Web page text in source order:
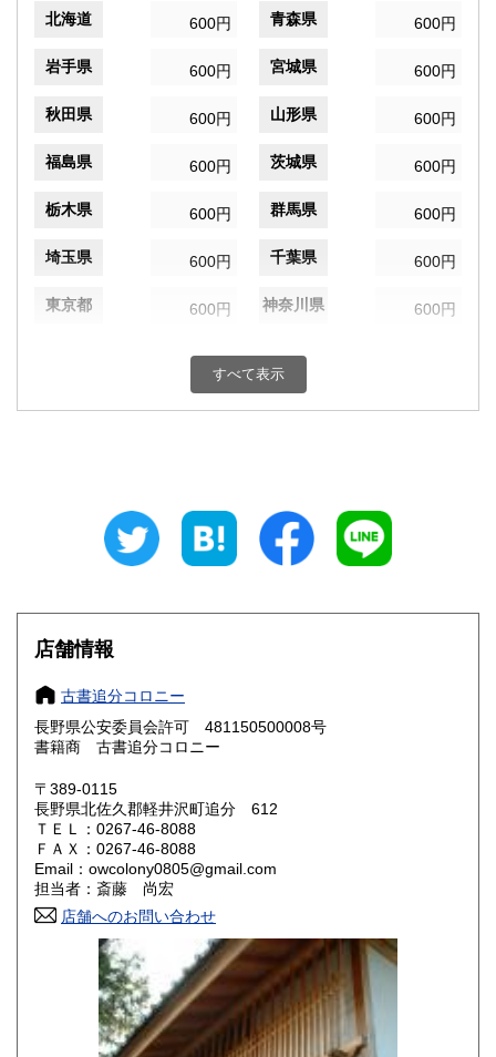
北海道 600円 青森県 600円
岩手県 600円 宮城県 600円
秋田県 600円 山形県 600円
福島県 600円 茨城県 600円
栃木県 600円 群馬県 600円
埼玉県 600円 千葉県 600円
東京都 600円 神奈川県 600円
600円 富山県
600円 三重県
大阪府
奈良県
鳥取県 600円 島根県
岡山県
山口県 600円
香川県 600円 愛媛県
高知県 600円
600円 長崎県
600円 大分県
すべて表示
店舗情報
古書追分コロニー
長野県公安委員会許可 481150500008号
書籍商 古書追分コロニー
〒389-0115
長野県北佐久郡軽井沢町追分 612
ＴＥＬ：0267-46-8088
ＦＡＸ：0267-46-8088
Email：owcolony0805@gmail.com
担当者：斎藤 尚宏
店舗へのお問い合わせ